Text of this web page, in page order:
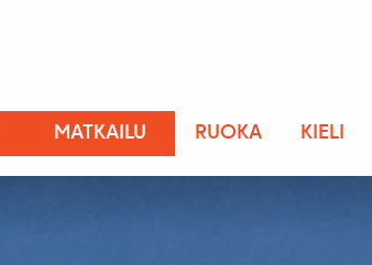
MATKAILU RUOKA KIELI